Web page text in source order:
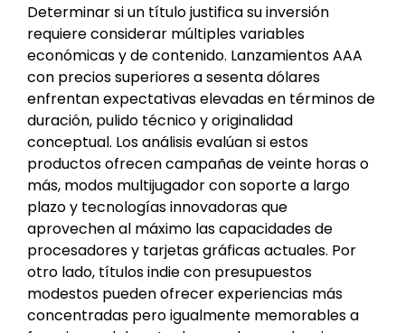
Determinar si un título justifica su inversión
requiere considerar múltiples variables
económicas y de contenido. Lanzamientos AAA
con precios superiores a sesenta dólares
enfrentan expectativas elevadas en términos de
duración, pulido técnico y originalidad
conceptual. Los análisis evalúan si estos
productos ofrecen campañas de veinte horas o
más, modos multijugador con soporte a largo
plazo y tecnologías innovadoras que
aprovechen al máximo las capacidades de
procesadores y tarjetas gráficas actuales. Por
otro lado, títulos indie con presupuestos
modestos pueden ofrecer experiencias más
concentradas pero igualmente memorables a